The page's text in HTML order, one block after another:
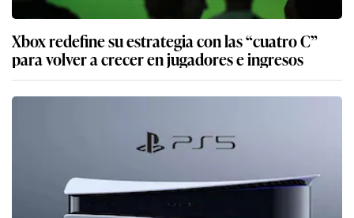
Xbox redefine su estrategia con las “cuatro C”
para volver a crecer en jugadores e ingresos